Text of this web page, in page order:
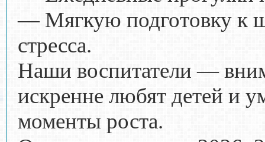
— Мягкую подготовку к
стресса.
Наши воспитатели —
искренне любят детей и
моменты роста.